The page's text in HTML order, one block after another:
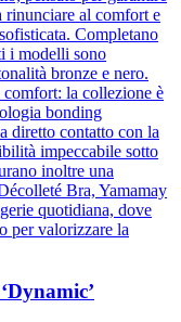
rinunciare al comfort e
Completano
i modelli sono
bronze e nero.
comfort: la collezione è
bonding
diretto contatto con la
impeccabile sotto
inoltre una
Bra, Yamamay
quotidiana, dove
per valorizzare la